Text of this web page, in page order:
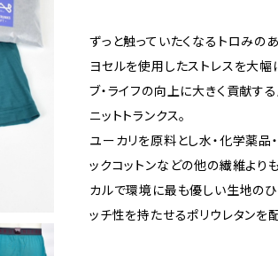
ずっと触っていたくなるトロみ
ヨセルを使用したストレスを大幅
ブ・ライフの向上に大きく貢献す
ニットトランクス。
ユーカリを原料とし水・化学薬
ックコットンなどの他の繊維より
カルで環境に最も優しい生地の
ッチ性を持たせるポリウレタンを